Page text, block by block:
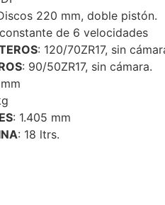
220 mm, doble pistón.
de 6 velocidades
: 120/70ZR17, sin
: 90/50ZR17, sin cámara.
: 1.405 mm
: 18 ltrs.